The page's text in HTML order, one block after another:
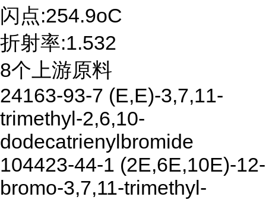
闪点:254.9oC
折射率:1.532
8个上游原料
24163-93-7 (E,E)-3,7,11-
trimethyl-2,6,10-
dodecatrienylbromide
104423-44-1 (2E,6E,10E)-12-
bromo-3,7,11-trimethyl-